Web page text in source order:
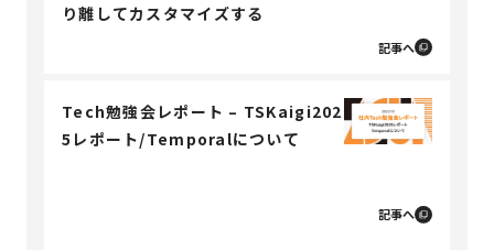
り離してカスタマイズする
記事へ
Tech勉強会レポート – TSKaigi202
5レポート/Temporalについて
記事へ